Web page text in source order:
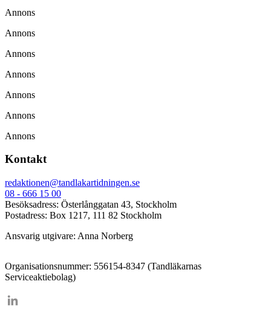
Annons
Annons
Annons
Annons
Annons
Annons
Annons
Kontakt
redaktionen@tandlakartidningen.se
08 - 666 15 00
Besöksadress: Österlånggatan 43, Stockholm
Postadress: Box 1217, 111 82 Stockholm
Ansvarig utgivare: Anna Norberg
Organisationsnummer: 556154-8347 (Tandläkarnas
Serviceaktiebolag)